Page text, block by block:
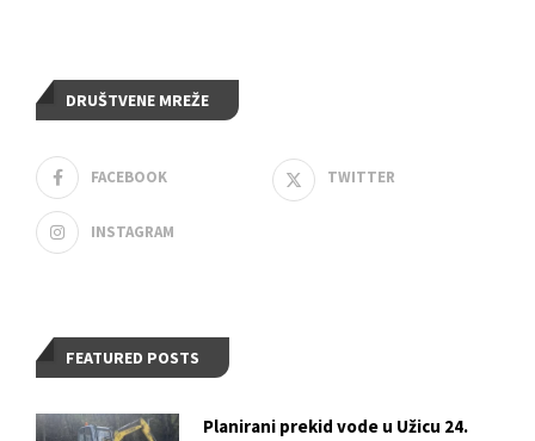
DRUŠTVENE MREŽE
FACEBOOK TWITTER
INSTAGRAM
FEATURED POSTS
Planirani prekid vode u Užicu 24.